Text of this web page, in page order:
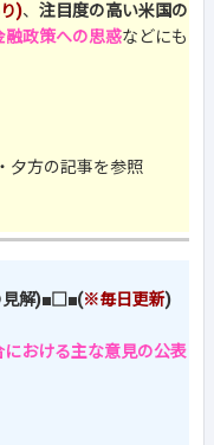
)、 注目度の高い米国の
融政策への思惑などにも
夕方の記事を参照
見解)■□■(※毎日更新)
における主な意見の公表